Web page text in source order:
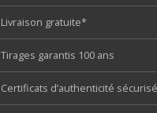
Livraison gratuite*
Tirages garantis 100 ans
Certificats d’authenticité